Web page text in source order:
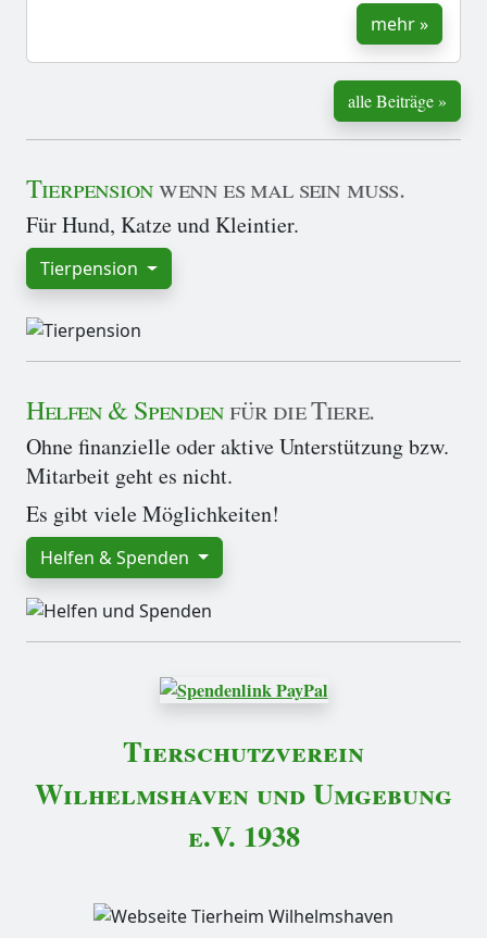
mehr »
alle Beiträge »
Tierpensionwenn es mal sein muss.
Für Hund, Katze und Kleintier.
Tierpension
Helfen & Spendenfür die Tiere.
Ohne finanzielle oder aktive Unterstützung bzw.
Mitarbeit geht es nicht.
Es gibt viele Möglichkeiten!
Helfen & Spenden
Tierschutzverein
Wilhelmshaven und Umgebung
e.V. 1938